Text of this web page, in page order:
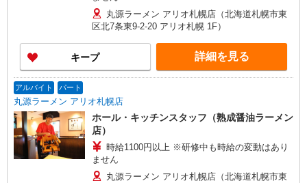
丸源ラーメン アリオ札幌店（北海道札幌市東
区北7条東9-2-20 アリオ札幌 1F）
キープ 詳細を見る
アルバイト パート
丸源ラーメン アリオ札幌店
ホール・キッチンスタッフ（熟成醤油ラーメン
店）
時給1100円以上 ※研修中も時給の変動はあり
ません
丸源ラーメン アリオ札幌店（北海道札幌市東